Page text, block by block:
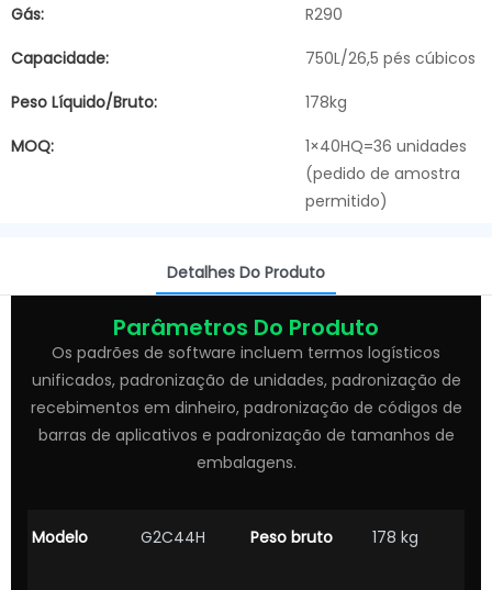
Gás:
R290
Capacidade:
750L/26,5 pés cúbicos
Peso Líquido/bruto:
178kg
MOQ:
1×40HQ=36 unidades
(pedido de amostra
permitido)
Detalhes Do Produto
Parâmetros Do Produto
Os padrões de software incluem termos logísticos
unificados, padronização de unidades, padronização de
recebimentos em dinheiro, padronização de códigos de
barras de aplicativos e padronização de tamanhos de
embalagens.
Modelo G2C44H Peso bruto 178 kg